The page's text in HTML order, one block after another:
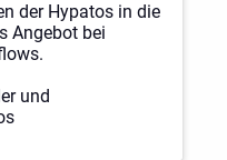
der Hypatos in die
Angebot bei
und